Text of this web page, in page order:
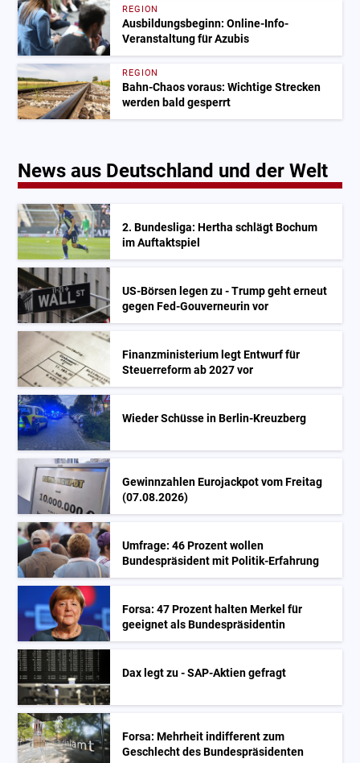
REGION
Ausbildungsbeginn: Online-Info-
Veranstaltung für Azubis
REGION
Bahn-Chaos voraus: Wichtige Strecken
werden bald gesperrt
News aus Deutschland und der Welt
2. Bundesliga: Hertha schlägt Bochum
im Auftaktspiel
US-Börsen legen zu - Trump geht erneut
gegen Fed-Gouverneurin vor
Finanzministerium legt Entwurf für
Steuerreform ab 2027 vor
Wieder Schüsse in Berlin-Kreuzberg
Gewinnzahlen Eurojackpot vom Freitag
(07.08.2026)
Umfrage: 46 Prozent wollen
Bundespräsident mit Politik-Erfahrung
Forsa: 47 Prozent halten Merkel für
geeignet als Bundespräsidentin
Dax legt zu - SAP-Aktien gefragt
Forsa: Mehrheit indifferent zum
Geschlecht des Bundespräsidenten